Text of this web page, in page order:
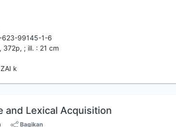
623-99145-1-6
372p, ; ill. : 21 cm
k
and Lexical Acquisition
Bagikan